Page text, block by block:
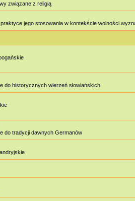
związane z religią
jego stosowania w kontekście wolności
do historycznych wierzeń słowiańskich
do tradycji dawnych Germanów